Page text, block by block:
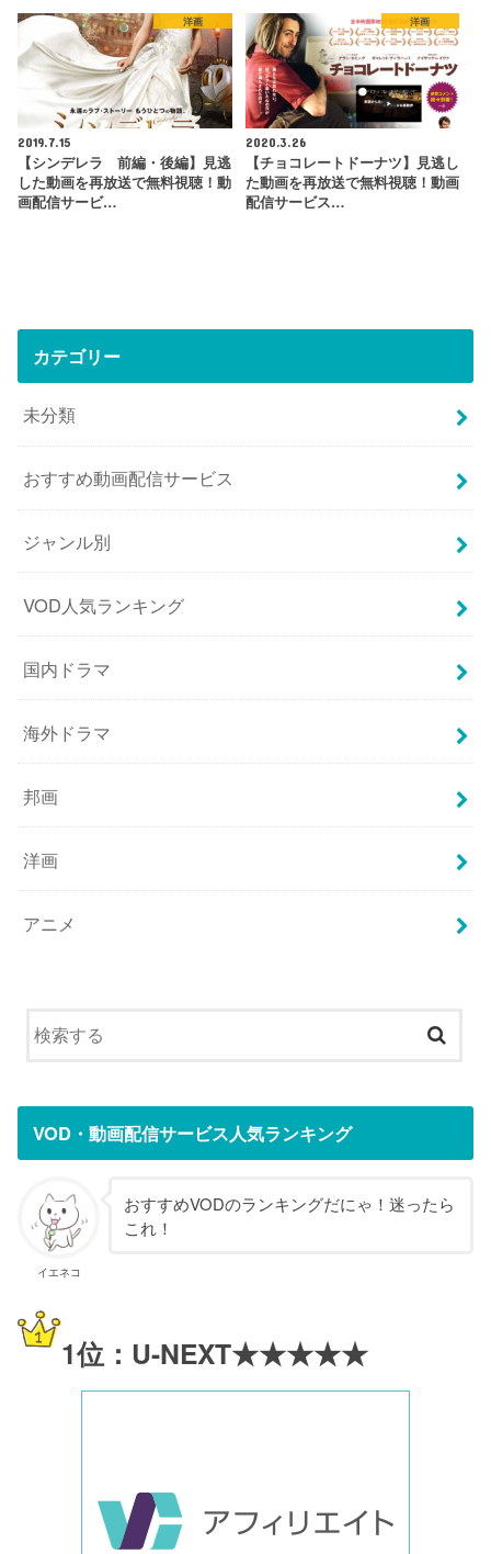
洋画
2019.7.15
【シンデレラ 前編・後編】見逃
した動画を再放送で無料視聴！動
画配信サービ…
洋画
2020.3.26
【チョコレートドーナツ】見逃し
た動画を再放送で無料視聴！動画
配信サービス…
カテゴリー
未分類
おすすめ動画配信サービス
ジャンル別
VOD人気ランキング
国内ドラマ
海外ドラマ
邦画
洋画
アニメ
VOD・動画配信サービス人気ランキング
イエネコ
おすすめVODのランキングだにゃ！迷ったら
これ！
1位：U-NEXT★★★★★